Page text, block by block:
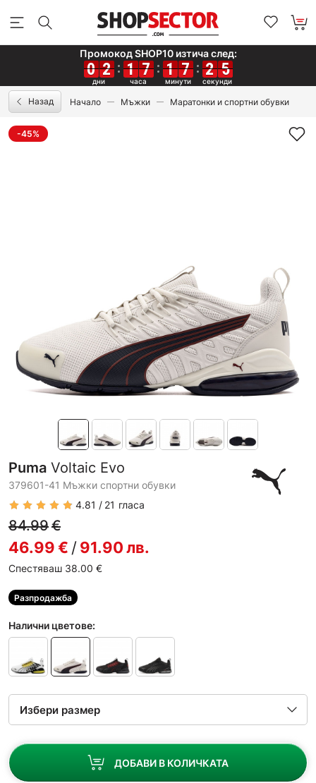
Промокод SHOP10 изтича след:
0
0
0
0 2
2
2
2 1
1
1
1 7
7
7
7 1
1
1
1 7
7
7
7 2
2
2
2 5
5
5
5
Назад Начало Мъжки Маратонки и спортни обувки
-45%
Puma Voltaic Evo
379601-41 Мъжки спортни обувки
4.81
21 гласа
84.99€
46.99€ /91.90лв.
Спестяваш 38.00 €
Разпродажба
Налични цветове:
ДОБАВИ В КОЛИЧКАТА